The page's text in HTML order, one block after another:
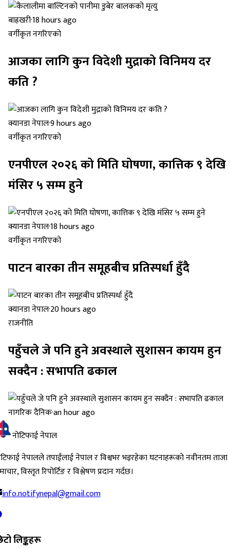
बाह्रखरी·18 hours ago
वर्गीकृत नगरिएको
आजका लागि कुन विदेशी मुद्राको विनिमय दर
कति ?
क्यानडा नेपाल·9 hours ago
वर्गीकृत नगरिएको
एनपीएल २०२६ को मिति घोषणा, कात्तिक ९ देखि
मंसिर ५ सम्म हुने
क्यानडा नेपाल·18 hours ago
वर्गीकृत नगरिएको
पाटन बारका तीन समूहबीच प्रतिस्पर्धा हुँदै
क्यानडा नेपाल·20 hours ago
राजनीति
पहुँचले जे पनि हुने अवस्थाले सुशासन कायम हुन
सक्दैन : सभापति ढकाल
नागरिक दैनिक·an hour ago
नोटिफाई नेपाल
नेपालले तपाईंलाई नेपाल र विश्वभर भइरहेका घटनाहरूको नवीनतम ताजा
विस्तृत रिपोर्टिङ र विश्लेषण प्रदान गर्दछ।
info.notifynepal@gmail.com
लिङ्कहरू